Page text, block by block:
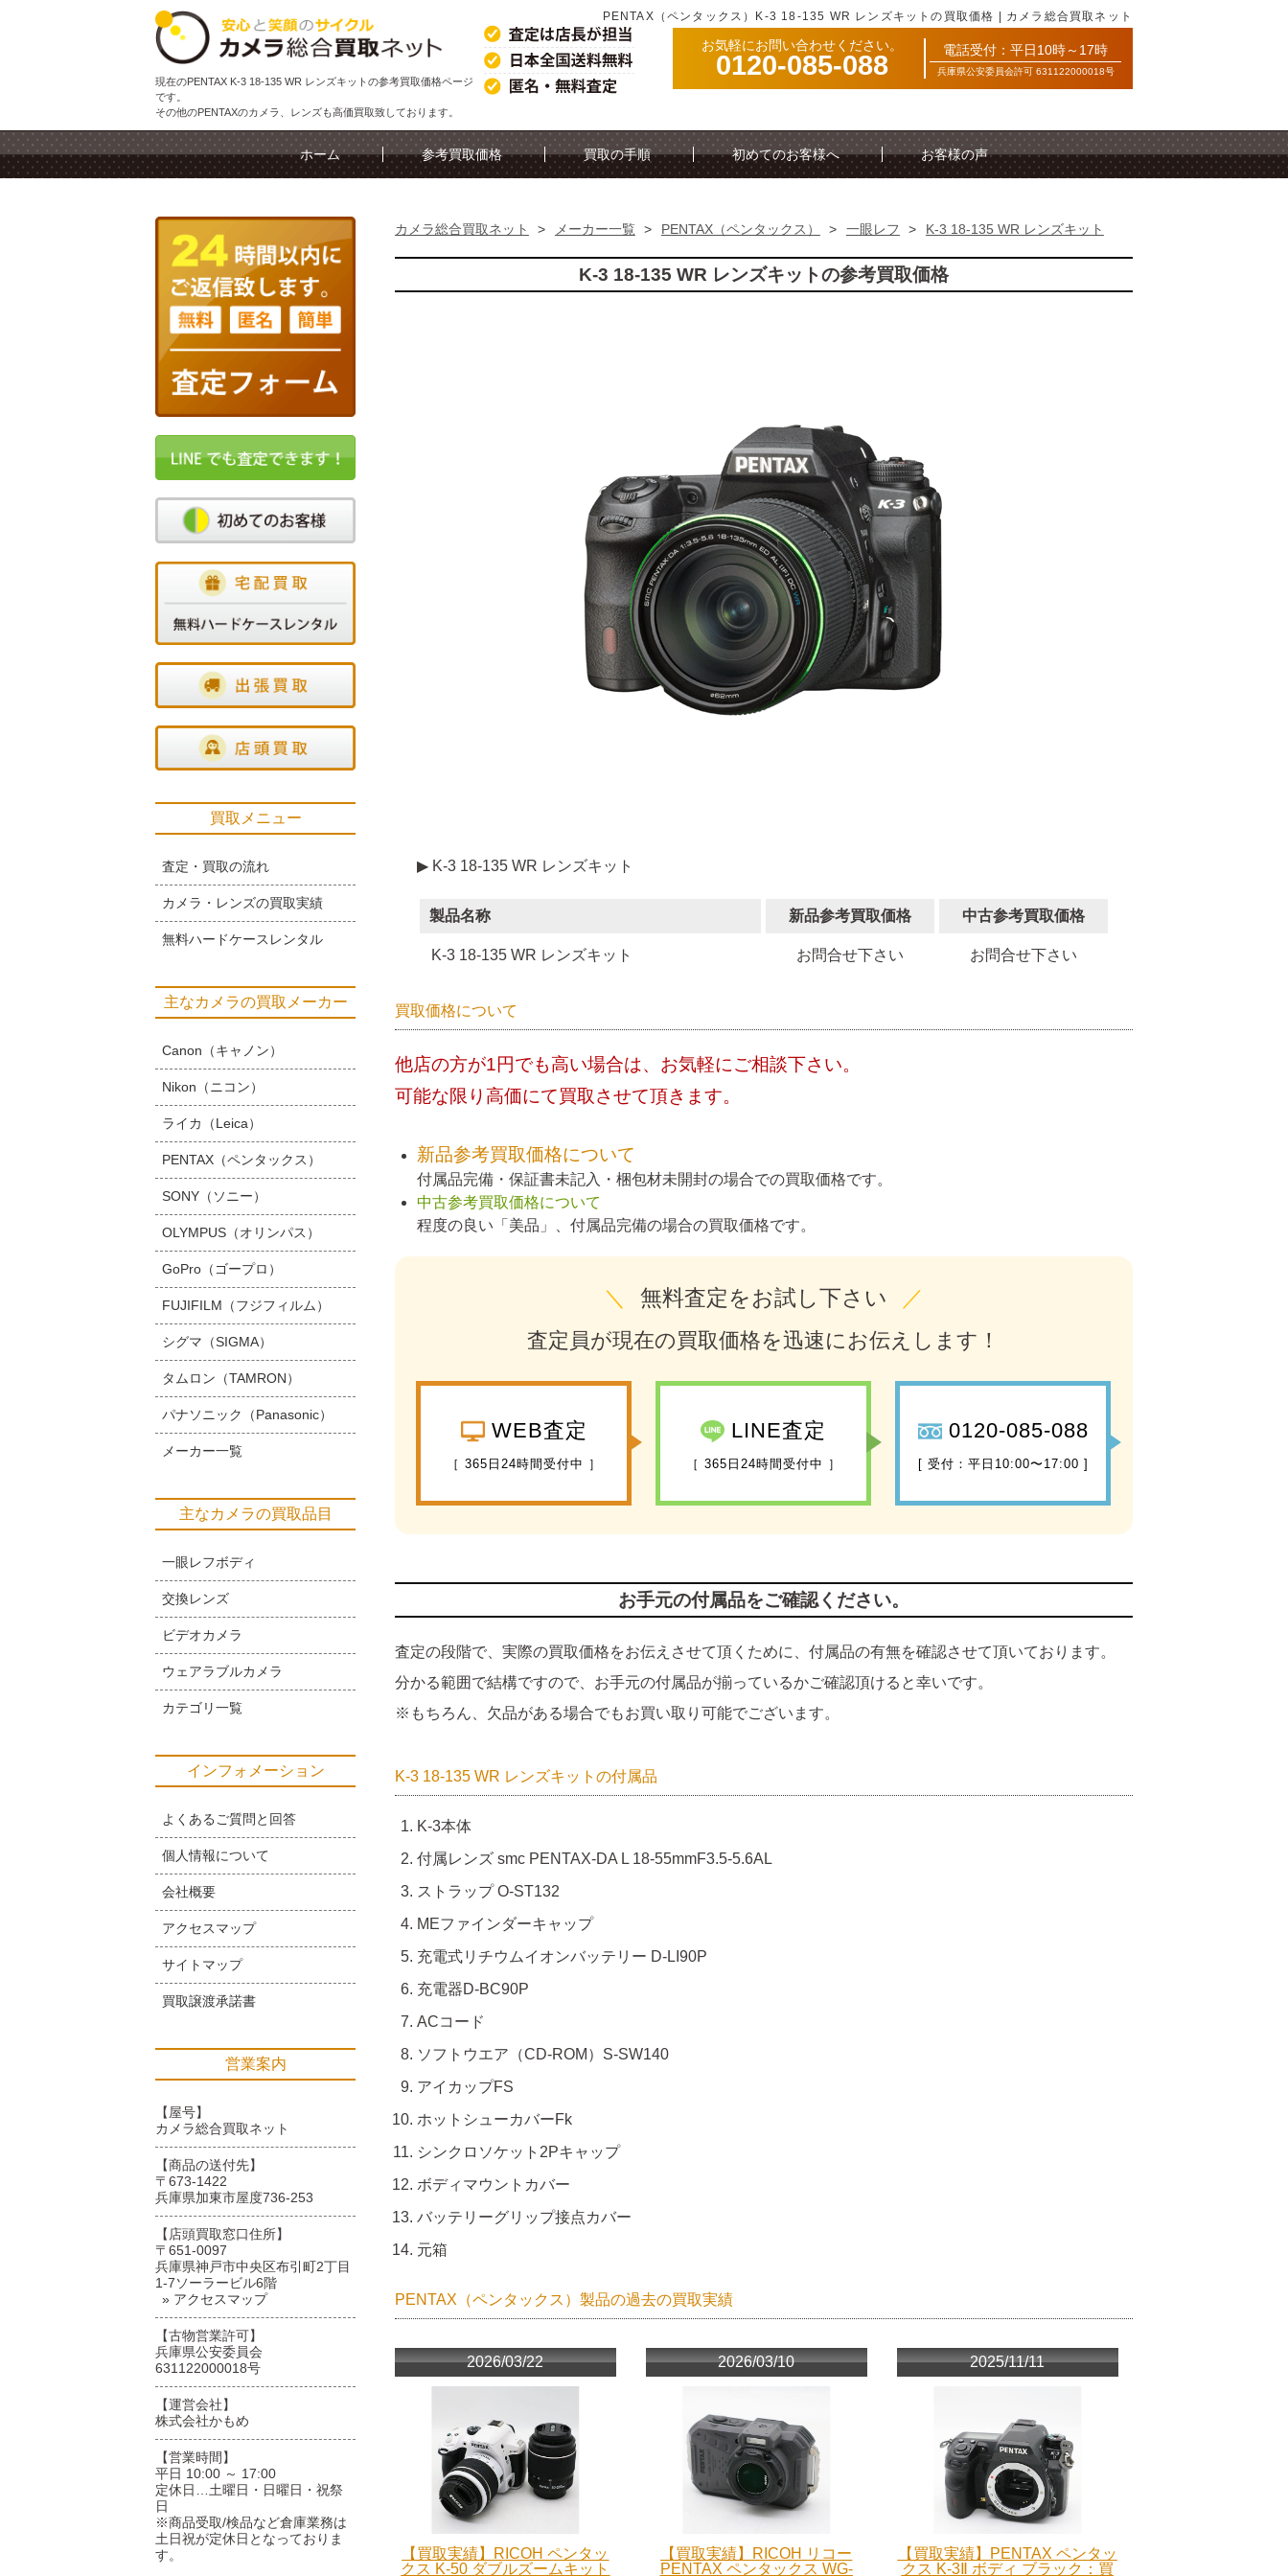
PENTAX（ペンタックス）K-3 18-135 WR レンズキットの買取価格 | カメラ総合買取ネット
現在のPENTAX K-3 18-135 WR レンズキットの参考買取価格ページ
です。
その他のPENTAXのカメラ、レンズも高価買取致しております。
お気軽にお問い合わせください。
0120-085-088 電話受付：平日10時～17時
兵庫県公安委員会許可 631122000018号
ホーム 参考買取価格 買取の手順 初めてのお客様へ お客様の声
カメラ総合買取ネット > メーカー一覧 > PENTAX（ペンタックス） > 一眼レフ > K-3 18-135 WR レンズキット
K-3 18-135 WR レンズキットの参考買取価格
▶ K-3 18-135 WR レンズキット
製品名称 新品参考買取価格 中古参考買取価格
K-3 18-135 WR レンズキット お問合せ下さい お問合せ下さい
買取価格について
他店の方が1円でも高い場合は、お気軽にご相談下さい。
可能な限り高価にて買取させて頂きます。
新品参考買取価格について
付属品完備・保証書未記入・梱包材未開封の場合での買取価格です。
中古参考買取価格について
程度の良い「美品」、付属品完備の場合の買取価格です。
＼ 無料査定をお試し下さい ／
査定員が現在の買取価格を迅速にお伝えします！
WEB査定
［ 365日24時間受付中 ］
LINE査定
［ 365日24時間受付中 ］
0120-085-088
[ 受付：平日10:00〜17:00 ]
お手元の付属品をご確認ください。
査定の段階で、実際の買取価格をお伝えさせて頂くために、付属品の有無を確認させて頂いております。
分かる範囲で結構ですので、お手元の付属品が揃っているかご確認頂けると幸いです。
※もちろん、欠品がある場合でもお買い取り可能でございます。
K-3 18-135 WR レンズキットの付属品
K-3本体
付属レンズ smc PENTAX-DA L 18-55mmF3.5-5.6AL
ストラップ O-ST132
MEファインダーキャップ
充電式リチウムイオンバッテリー D-LI90P
充電器D-BC90P
ACコード
ソフトウエア（CD-ROM）S-SW140
アイカップFS
ホットシューカバーFk
シンクロソケット2Pキャップ
ボディマウントカバー
バッテリーグリップ接点カバー
元箱
PENTAX（ペンタックス）製品の過去の買取実績
2026/03/22
【買取実績】RICOH ペンタッ
クス K-50 ダブルズームキット
2026/03/10
【買取実績】RICOH リコー
PENTAX ペンタックス WG-
2025/11/11
【買取実績】PENTAX ペンタッ
クス K-3Ⅱ ボディ ブラック：買
買取メニュー
査定・買取の流れ
カメラ・レンズの買取実績
無料ハードケースレンタル
主なカメラの買取メーカー
Canon（キャノン）
Nikon（ニコン）
ライカ（Leica）
PENTAX（ペンタックス）
SONY（ソニー）
OLYMPUS（オリンパス）
GoPro（ゴープロ）
FUJIFILM（フジフィルム）
シグマ（SIGMA）
タムロン（TAMRON）
パナソニック（Panasonic）
メーカー一覧
主なカメラの買取品目
一眼レフボディ
交換レンズ
ビデオカメラ
ウェアラブルカメラ
カテゴリ一覧
インフォメーション
よくあるご質問と回答
個人情報について
会社概要
アクセスマップ
サイトマップ
買取譲渡承諾書
営業案内
【屋号】
カメラ総合買取ネット
【商品の送付先】
〒673-1422
兵庫県加東市屋度736-253
【店頭買取窓口住所】
〒651-0097
兵庫県神戸市中央区布引町2丁目
1-7ソーラービル6階
» アクセスマップ
【古物営業許可】
兵庫県公安委員会
631122000018号
【運営会社】
株式会社かもめ
【営業時間】
平日 10:00 ～ 17:00
定休日…土曜日・日曜日・祝祭
日
※商品受取/検品など倉庫業務は
土日祝が定休日となっておりま
す。